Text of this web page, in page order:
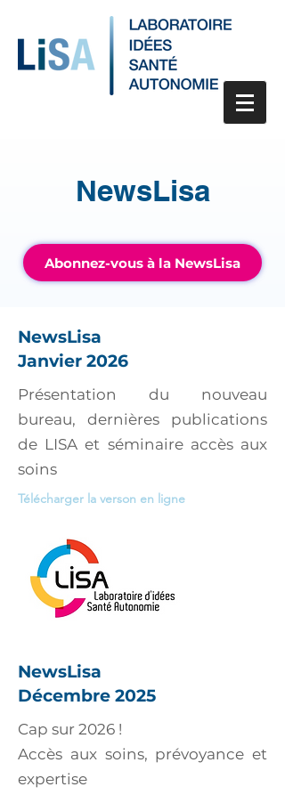
NewsLisa
Abonnez-vous à la NewsLisa
NewsLisa
Janvier 2026
Présentation du nouveau
bureau, dernières publications
de LISA et séminaire accès aux
soins
Télécharger la verson en ligne
NewsLisa
Décembre 2025
Cap sur 2026 !
Accès aux soins, prévoyance et
expertise